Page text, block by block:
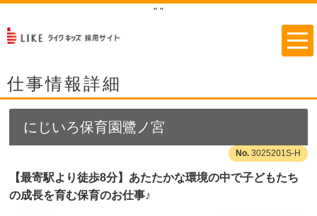
" "
仕事情報詳細
にじいろ保育園鷺ノ宮
3025201S-H
【最寄駅より徒歩8分】あたたかな環境の中で子どもたち
の成長を育む保育のお仕事♪